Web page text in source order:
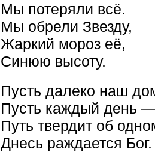
Мы потеряли всё.
Мы обрели Звезду,
Жаркий мороз её,
Синюю высоту.
Пусть далеко наш
Пусть каждый день
Путь твердит об
Днесь раждается Бог.